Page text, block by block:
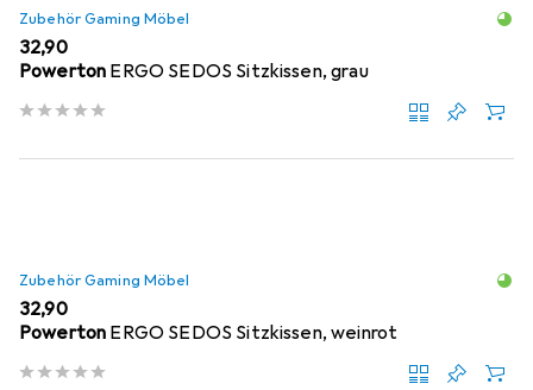
Zubehör Gaming Möbel
EUR
32,90
Powerton ERGO SEDOS Sitzkissen, grau
Zubehör Gaming Möbel
EUR
32,90
Powerton ERGO SEDOS Sitzkissen, weinrot